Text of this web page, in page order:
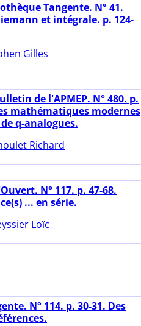
Tangente. N° 41.
et intégrale. p. 124-
Gilles
de l'APMEP. N° 480. p.
mathématiques modernes
q-analogues.
Richard
N° 117. p. 47-68.
... en série.
Loïc
N° 114. p. 30-31. Des